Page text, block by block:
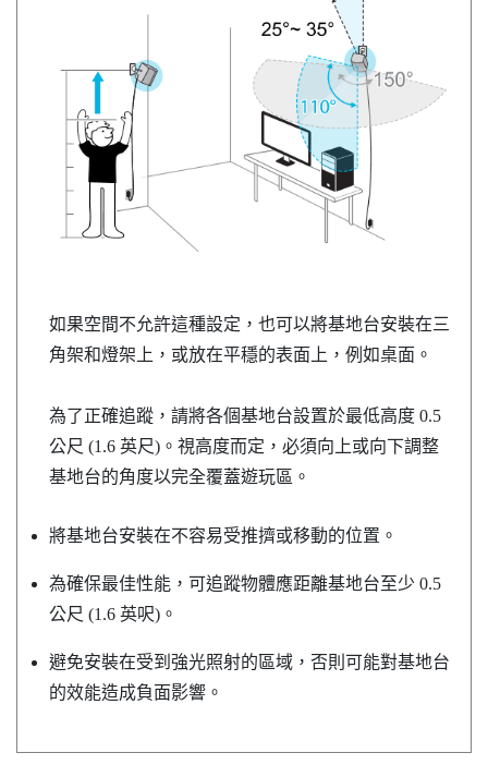
如果空間不允許這種設定，也可以將基地台安裝在三
角架和燈架上，或放在平穩的表面上，例如桌面。
為了正確追蹤，請將各個基地台設置於最低高度 0.5
公尺 (1.6 英尺)。視高度而定，必須向上或向下調整
基地台的角度以完全覆蓋遊玩區。
將基地台安裝在不容易受推擠或移動的位置。
為確保最佳性能，可追蹤物體應距離基地台至少 0.5
公尺 (1.6 英呎)。
避免安裝在受到強光照射的區域，否則可能對基地台
的效能造成負面影響。